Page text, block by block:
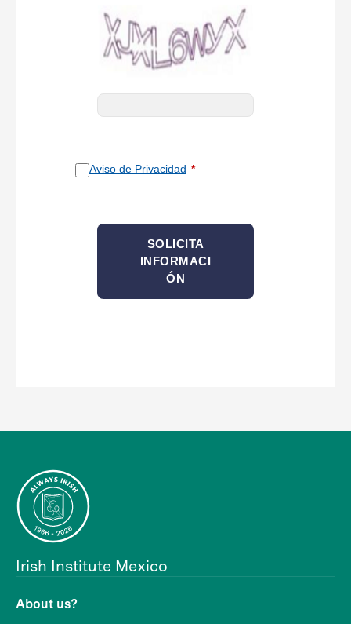
Aviso de Privacidad
SOLICITA
INFORMACI
ÓN
Irish Institute Mexico
About us?